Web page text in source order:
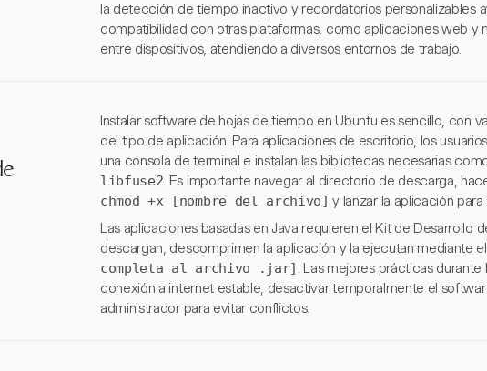
la detección de tiempo inactivo y recordatorios personalizables
compatibilidad con otras plataformas, como aplicaciones web y
entre dispositivos, atendiendo a diversos entornos de trabajo.
Instalar software de hojas de tiempo en Ubuntu es sencillo, con
del tipo de aplicación. Para aplicaciones de escritorio, los
una consola de terminal e instalan las bibliotecas necesarias
libfuse2. Es importante navegar al directorio de descarga,
chmod +x [nombre del archivo] y lanzar la aplicación para
Las aplicaciones basadas en Java requieren el Kit de Desarrollo
descargan, descomprimen la aplicación y la ejecutan mediante
completa al archivo .jar] . Las mejores prácticas durante
conexión a internet estable, desactivar temporalmente el
administrador para evitar conflictos.